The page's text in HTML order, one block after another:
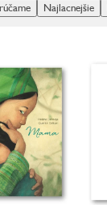
Najlacnejšie